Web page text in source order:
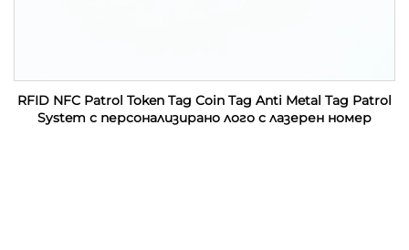
RFID NFC Patrol Token Tag Coin Tag Anti Metal Tag Patrol
System с персонализирано лого с лазерен номер